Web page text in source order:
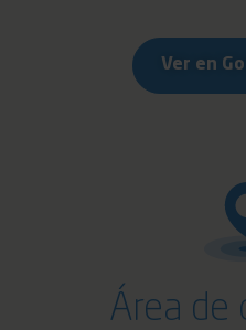
Ver en
Área de